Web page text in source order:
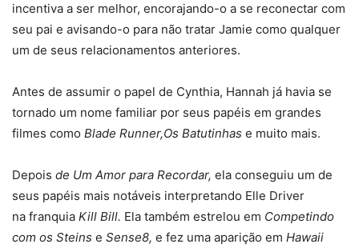
incentiva a ser melhor, encorajando-o a se reconectar com
seu pai e avisando-o para não tratar Jamie como qualquer
um de seus relacionamentos anteriores.
Antes de assumir o papel de Cynthia, Hannah já havia se
tornado um nome familiar por seus papéis em grandes
filmes como Blade Runner,Os Batutinhas e muito mais.
Depois de Um Amor para Recordar, ela conseguiu um de
seus papéis mais notáveis ​​interpretando Elle Driver
na franquia Kill Bill. Ela também estrelou em Competindo
com os Steins e Sense8, e fez uma aparição em Hawaii